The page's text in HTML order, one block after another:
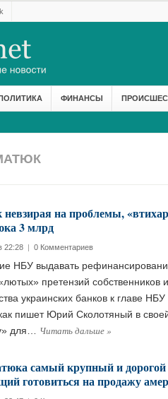
ФИНАНСЫ
на проблемы,
3 млрд
22:28 | 0 Комментариев
НБУ выдавать
претензий собственников
украинских банков к главе
пишет Юрий Сколотяный в
для… Читать дальше»
самый крупный и дорогой
готовиться на продажу